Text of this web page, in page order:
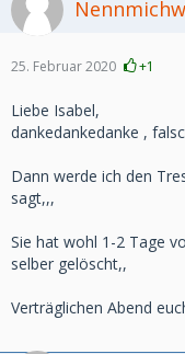
25. Februar 2020 +1
Liebe Isabel,
dankedankedanke ,
Dann werde ich den
sagt,,,
Sie hat wohl 1-2 Tage
selber gelöscht,,
Verträglichen Abend